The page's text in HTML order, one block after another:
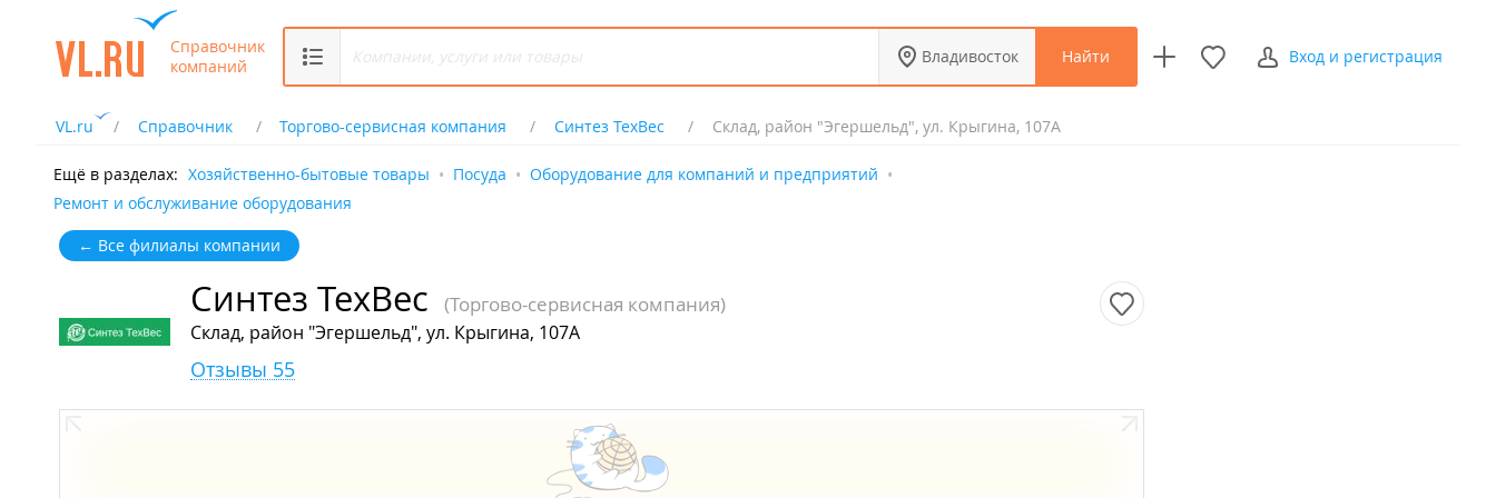
Справочник
компаний
Владивосток Найти Вход и регистрация
VL.ru Справочник Торгово-сервисная компания Синтез ТехВес Склад, район "Эгершельд", ул. Крыгина, 107А
Ещё в разделах: Хозяйственно-бытовые товары Посуда
Оборудование для компаний и предприятий
Ремонт и обслуживание оборудования
← Все филиалы компании
Синтез ТехВес (Торгово-сервисная компания)
Склад, район "Эгершельд", ул. Крыгина, 107А
Отзывы 55